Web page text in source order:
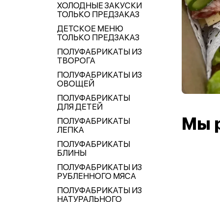
ХОЛОДНЫЕ ЗАКУСКИ
ТОЛЬКО ПРЕДЗАКАЗ
ДЕТСКОЕ МЕНЮ
ТОЛЬКО ПРЕДЗАКАЗ
ПОЛУФАБРИКАТЫ ИЗ
ТВОРОГА
ПОЛУФАБРИКАТЫ ИЗ
ОВОЩЕЙ
ПОЛУФАБРИКАТЫ
ДЛЯ ДЕТЕЙ
ПОЛУФАБРИКАТЫ
ЛЕПКА
ПОЛУФАБРИКАТЫ
БЛИНЫ
ПОЛУФАБРИКАТЫ ИЗ
РУБЛЕННОГО МЯСА
ПОЛУФАБРИКАТЫ ИЗ
НАТУРАЛЬНОГО
Мы